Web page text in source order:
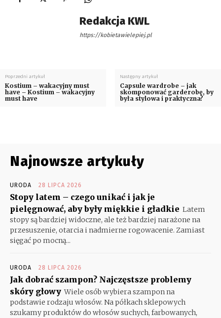
Redakcja KWL
https://kobietawielepiej.pl
Poprzedni artykuł
Kostium – wakacyjny must
have – Kostium – wakacyjny
must have
Następny artykuł
Capsule wardrobe – jak
skomponować garderobę, by
była stylowa i praktyczna?
Najnowsze artykuły
URODA 28 LIPCA 2026
Stopy latem – czego unikać i jak je
pielęgnować, aby były miękkie i gładkie Latem
stopy są bardziej widoczne, ale też bardziej narażone na
przesuszenie, otarcia i nadmierne rogowacenie. Zamiast
sięgać po mocną...
URODA 28 LIPCA 2026
Jak dobrać szampon? Najczęstsze problemy
skóry głowy Wiele osób wybiera szampon na
podstawie rodzaju włosów. Na półkach sklepowych
szukamy produktów do włosów suchych, farbowanych,